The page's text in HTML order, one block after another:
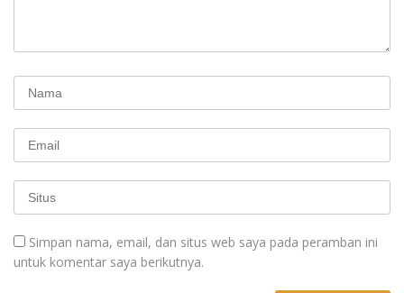
Simpan nama, email, dan situs web saya pada peramban ini
untuk komentar saya berikutnya.